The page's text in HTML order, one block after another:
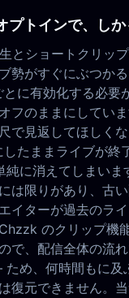
プトインで、し
とショートクリッ
勢がすぐにぶつか
に有効化する必要
フのままにしてい
で見返してほしく
たままライブが終
に消えてしまいま
は限りがあり、古
イターが過去のラ
のクリップ機
で、配信全体の流
め、何時間もに及
復元できません。